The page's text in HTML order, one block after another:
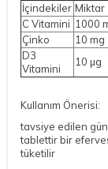
İçindekiler Miktar
C Vitamini 1000
Çinko
10 mg
D3
Vitamini
10 µg
Kullanım Önerisi:
tavsiye edilen
tablettir bir
tüketilir